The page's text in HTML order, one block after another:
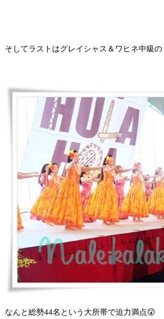
そしてラストはグレイシャス＆ワヒネ中級の
なんと総勢44名という大所帯で迫力満点😲